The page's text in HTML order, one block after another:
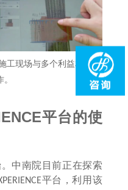
工现场与多个利益相关方
平台的使
中南院目前正在探索
平台，利用该